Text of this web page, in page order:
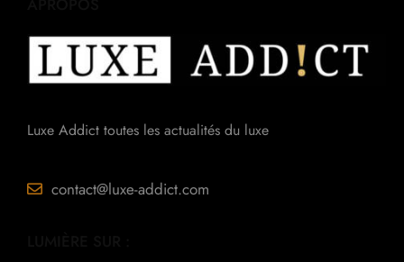
Luxe Addict toutes les actualités du luxe
contact@luxe-addict.com